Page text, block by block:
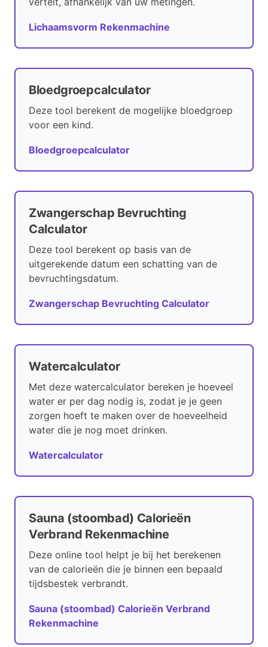
Lichaamsvorm Rekenmachine
Bloedgroepcalculator
Deze tool berekent de mogelijke bloedgroep
voor een kind.
Bloedgroepcalculator
Zwangerschap Bevruchting
Calculator
Deze tool berekent op basis van de
uitgerekende datum een schatting van de
bevruchtingsdatum.
Zwangerschap Bevruchting Calculator
Watercalculator
Met deze watercalculator bereken je hoeveel
water er per dag nodig is, zodat je je geen
zorgen hoeft te maken over de hoeveelheid
water die je nog moet drinken.
Watercalculator
Sauna (stoombad) Calorieën
Verbrand Rekenmachine
Deze online tool helpt je bij het berekenen
van de calorieën die je binnen een bepaald
tijdsbestek verbrandt.
Sauna (stoombad) Calorieën Verbrand
Rekenmachine